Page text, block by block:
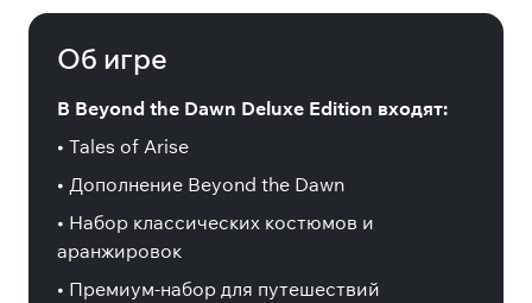
Об игре
В Beyond the Dawn Deluxe Edition входят:
• Tales of Arise
• Дополнение Beyond the Dawn
• Набор классических костюмов и
аранжировок
• Премиум-набор для путешествий